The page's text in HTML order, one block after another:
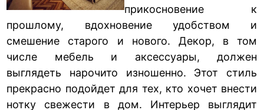
прикосновение к
прошлому, вдохновение удобством и
смешение старого и нового. Декор, в том
числе мебель и аксессуары, должен
выглядеть нарочито изношенно. Этот стиль
прекрасно подойдет для тех, кто хочет внести
нотку свежести в дом. Интерьер выглядит